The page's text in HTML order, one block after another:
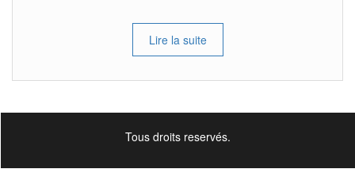
Lire la suite
Tous droits reservés.